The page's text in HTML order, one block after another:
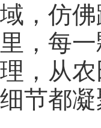
域，仿
里，每
理，从
细节都